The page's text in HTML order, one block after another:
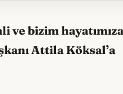
ve bizim hayatımıza
Attila Köksal’a